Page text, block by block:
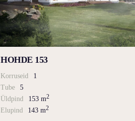
HOHDE 153
Korruseid
1
Tube
5
Üldpind
153 m2
Elupind 143 m2